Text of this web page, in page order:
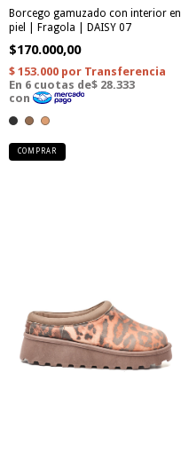
Borcego gamuzado con interior en
piel | Fragola | DAISY 07
$170.000,00
COMPRAR